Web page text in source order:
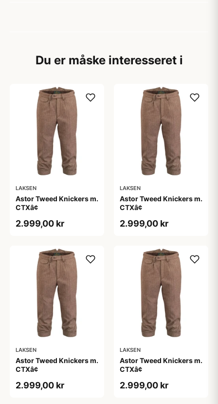
Du er måske interesseret i
LAKSEN
Astor Tweed Knickers m.
CTXâ¢
2.999,00 kr
LAKSEN
Astor Tweed Knickers m.
CTXâ¢
2.999,00 kr
LAKSEN
Astor Tweed Knickers m.
CTXâ¢
2.999,00 kr
LAKSEN
Astor Tweed Knickers m.
CTXâ¢
2.999,00 kr